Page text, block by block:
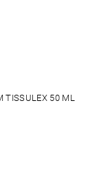
TISSULEX 50 ML